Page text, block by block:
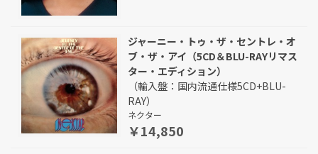
ジャーニー・トゥ・ザ・セントレ・オ
ブ・ザ・アイ（5CD＆BLU-RAYリマス
ター・エディション）
（輸入盤：国内流通仕様5CD+BLU-
RAY）
ネクター
￥14,850